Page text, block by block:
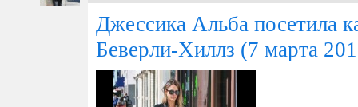
Джессика Альба посетила
Беверли-Хиллз (7 марта